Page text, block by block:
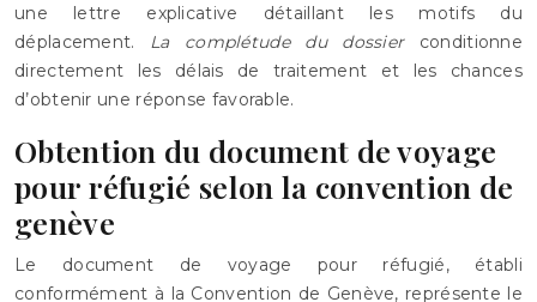
une lettre explicative détaillant les motifs du
déplacement. La complétude du dossier conditionne
directement les délais de traitement et les chances
d’obtenir une réponse favorable.
Obtention du document de voyage
pour réfugié selon la convention de
genève
Le document de voyage pour réfugié, établi
conformément à la Convention de Genève, représente le